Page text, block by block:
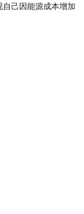
己因能源成本增加